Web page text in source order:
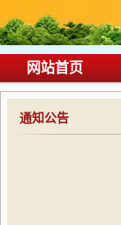
网站首页
通知公告